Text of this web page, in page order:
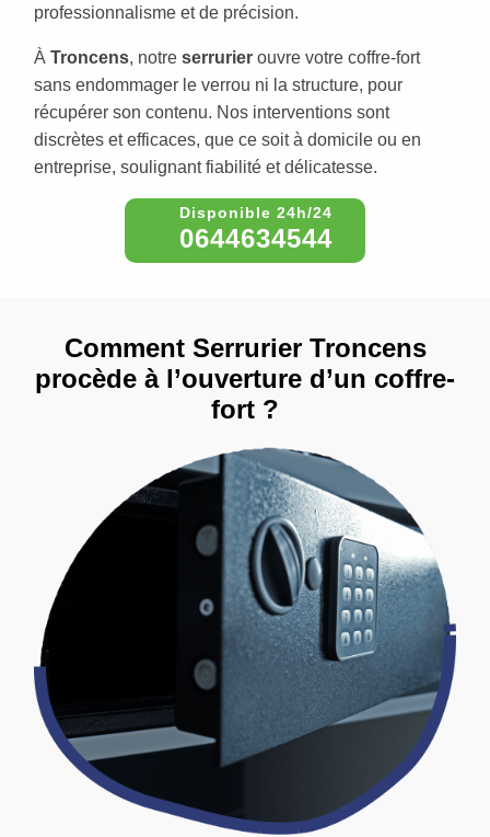
professionnalisme et de précision.
À Troncens, notre serrurier ouvre votre coffre-fort
sans endommager le verrou ni la structure, pour
récupérer son contenu. Nos interventions sont
discrètes et efficaces, que ce soit à domicile ou en
entreprise, soulignant fiabilité et délicatesse.
0644634544
Comment Serrurier Troncens
procède à l’ouverture d’un coffre-
fort ?